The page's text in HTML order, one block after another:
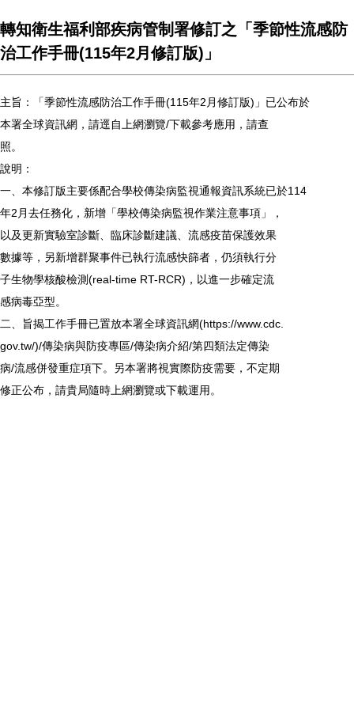
轉知衛生福利部疾病管制署修訂之「季節性流感防
治工作手冊(115年2月修訂版)」
主旨：「季節性流感防治工作手冊(115年2月修訂版)」已公布於
本署全球資訊網，請逕自上網瀏覽/下載參考應用，請查
照。
說明：
一、本修訂版主要係配合學校傳染病監視通報資訊系統已於114
年2月去任務化，新增「學校傳染病監視作業注意事項」，
以及更新實驗室診斷、臨床診斷建議、流感疫苗保護效果
數據等，另新增群聚事件已執行流感快篩者，仍須執行分
子生物學核酸檢測(real-time RT-RCR)，以進一步確定流
感病毒亞型。
二、旨揭工作手冊已置放本署全球資訊網(https://www.cdc.
gov.tw/)/傳染病與防疫專區/傳染病介紹/第四類法定傳染
病/流感併發重症項下。另本署將視實際防疫需要，不定期
修正公布，請貴局隨時上網瀏覽或下載運用。